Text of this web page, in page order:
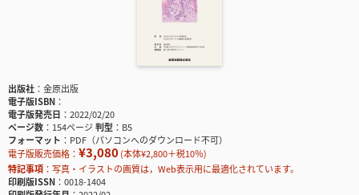
出版社
金原出版
電子版ISBN
電子版発売日
2022/02/20
ページ数
154ページ判型
B5
フォーマット
PDF（パソコンへのダウンロード不可）
電子版販売価格： ¥3,080(本体¥2,800＋税10％)
特記事項
写真・イラストの画質は，Web表示用に最適化されています。
印刷版ISSN
0018-1404